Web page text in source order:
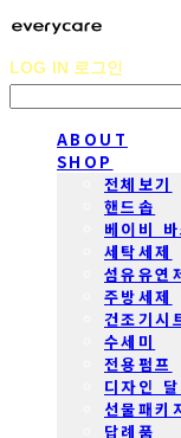
LOG IN 로그인
ABOUT
SHOP
전체보기
핸드솝
베이비
세탁세제
섬유유연
주방세제
건조기시
수세미
전용펌프
디자인 달
선물패키
답례품